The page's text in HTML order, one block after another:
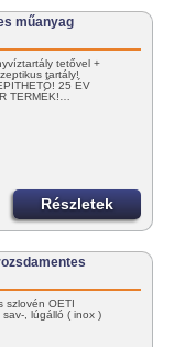
műanyag
tetővel +
tartály!
25 ÉV
TERMÉK!…
Részletek
szlovén OÉTI
, lúgálló ( inox )